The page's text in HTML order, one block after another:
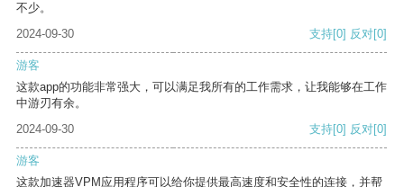
不少。
2024-09-30
支持[0] 反对[0]
游客
这款app的功能非常强大，可以满足我所有的工作需求，让我能够在工作
中游刃有余。
2024-09-30
支持[0] 反对[0]
游客
这款加速器VPM应用程序可以给你提供最高速度和安全性的连接，并帮